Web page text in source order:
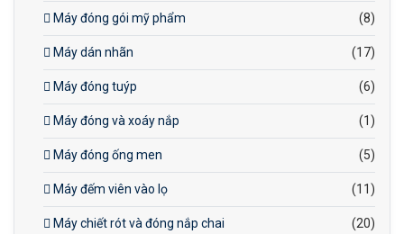
Máy đóng gói mỹ phẩm (8)
Máy dán nhãn (17)
Máy đóng tuýp (6)
Máy đóng và xoáy nắp (1)
Máy đóng ống men (5)
Máy đếm viên vào lọ (11)
Máy chiết rót và đóng nắp chai (20)